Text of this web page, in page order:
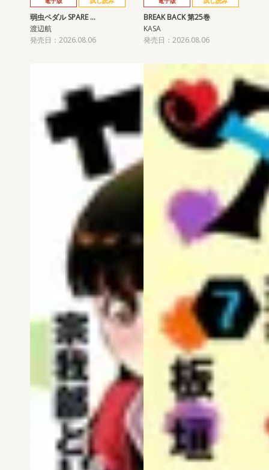
弱虫ペダル SPARE …
渡辺航
発売日：2026.08.06
BREAK BACK 第25巻
KASA
発売日：2026.08.06